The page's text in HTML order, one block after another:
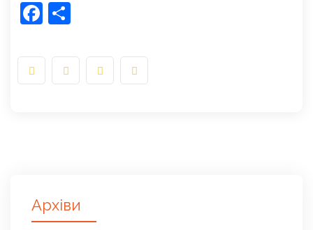
Facebook
Архіви